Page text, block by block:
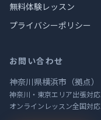
無料体験レッスン
プライバシーポリシー
お問い合わせ
神奈川県横浜市（拠点）
神奈川・東京エリア出張対応
オンラインレッスン全国対応